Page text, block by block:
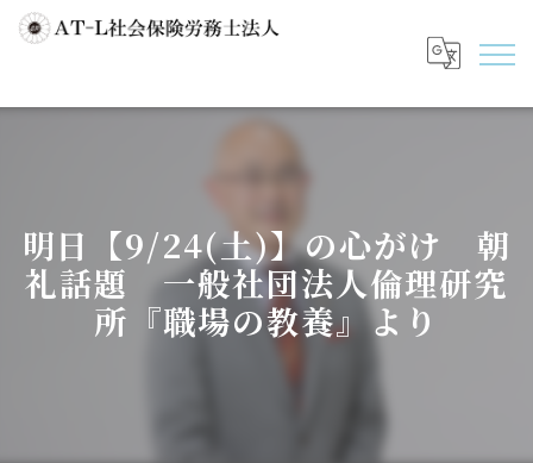
明日【9/24(土)】の心がけ 朝
礼話題 一般社団法人倫理研究
所『職場の教養』より